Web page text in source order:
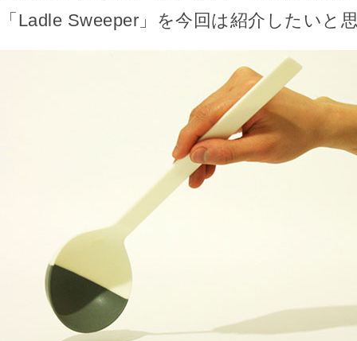
「Ladle Sweeper」を今回は紹介したいと